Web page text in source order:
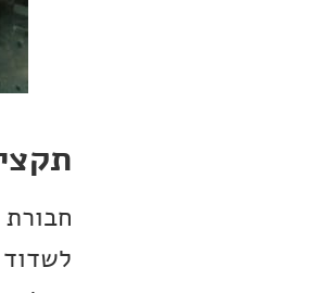
חבורת